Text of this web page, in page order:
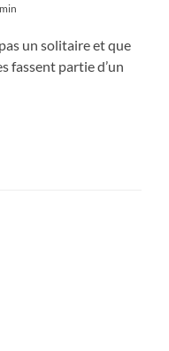
pas un solitaire et que
fassent partie d’un